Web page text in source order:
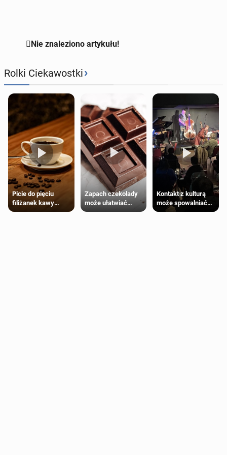
Nie znaleziono artykułu!
Rolki Ciekawostki›
Picie do pięciu
filiżanek kawy
dziennie jest
Zapach czekolady
może ułatwiać
trening siłowy
Kontakt z kulturą
może spowalniać
starzenie